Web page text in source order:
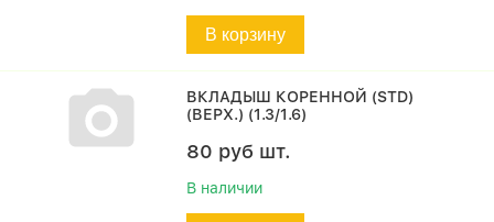
В корзину
ВКЛАДЫШ КОРЕННОЙ (STD)
(ВЕРХ.) (1.3/1.6)
80 руб шт.
В наличии